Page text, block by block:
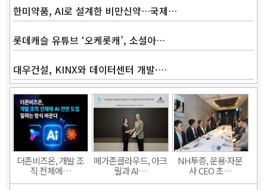
한미약품, AI로 설계한 비만신약…국제…
롯데캐슬 유튜브 ‘오케롯캐’, 소셜아…
대우건설, KINX와 데이터센터 개발·…
더존비즈온, 개발 조
직 전체에…
메가존클라우드, 아크
릴과 AI…
NH투증, 운용·자문
사 CEO 초…